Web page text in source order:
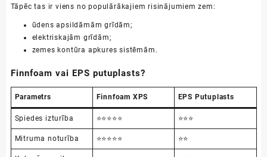
Tāpēc tas ir viens no populārākajiem risinājumiem zem:
ūdens apsildāmām grīdām;
elektriskajām grīdām;
zemes kontūra apkures sistēmām.
Finnfoam vai EPS putuplasts?
Parametrs Finnfoam XPS EPS Putuplasts
Spiedes izturība ⭐⭐⭐⭐⭐ ⭐⭐⭐
Mitruma noturība ⭐⭐⭐⭐⭐ ⭐⭐